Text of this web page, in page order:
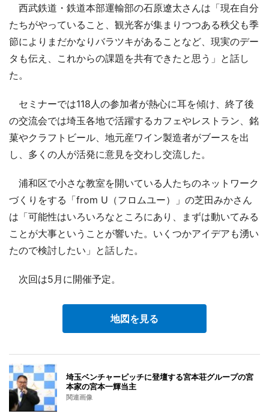
西武鉄道・鉄道本部運輸部の石原遼太さんは「現在自分
たちがやっていること、観光客が集まりつつある秩父も季
節によりまだかなりバラツキがあることなど、現実のデー
タも伝え、これからの課題を共有できたと思う」と話し
た。
セミナーでは118人の参加者が熱心に耳を傾け、終了後
の交流会では埼玉各地で活躍するカフェやレストラン、銘
菓やクラフトビール、地元産ワイン製造者がブースを出
し、多くの人が活発に意見を交わし交流した。
浦和区で小さな教室を開いている人たちのネットワーク
づくりをする「from U（フロムユー）」の芝田みかさん
は「可能性はいろいろなところにあり、まずは動いてみる
ことが大事ということが響いた。いくつかアイデアも湧い
たので検討したい」と話した。
次回は5月に開催予定。
地図を見る
埼玉ベンチャーピッチに登壇する宮本荘グループの宮
本家の宮本一輝当主
関連画像